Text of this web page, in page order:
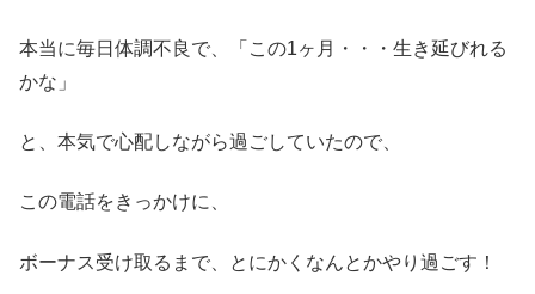
本当に毎日体調不良で、「この1ヶ月・・・生き延びれる
かな」
と、本気で心配しながら過ごしていたので、
この電話をきっかけに、
ボーナス受け取るまで、とにかくなんとかやり過ごす！